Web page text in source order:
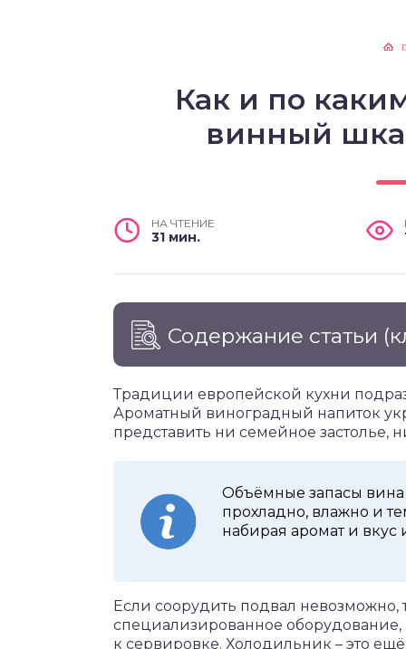
Как и по
винный
НА ЧТЕНИЕ
31 мин.
Содержание статьи
Традиции европейской кухни
Ароматный виноградный напиток
представить ни семейное застолье,
Объёмные запасы вина
прохладно, влажно и
набирая аромат и вкус
Если соорудить подвал
специализированное
к сервировке. Холодильник – это